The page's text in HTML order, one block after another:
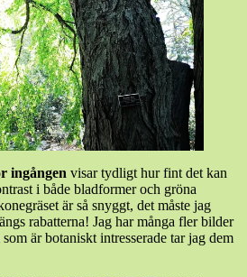
ingången visar tydligt hur fint det kan
i både bladformer och gröna
är så snyggt, det måste jag
rabatterna! Jag har många fler bilder
är botaniskt intresserade tar jag dem